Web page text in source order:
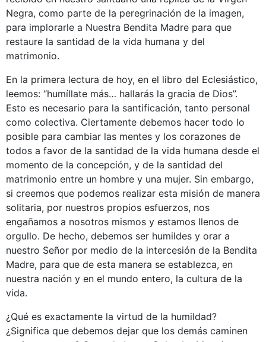
Negra, como parte de la peregrinación de la imagen,
para implorarle a Nuestra Bendita Madre para que
restaure la santidad de la vida humana y del
matrimonio.
En la primera lectura de hoy, en el libro del Eclesiástico,
leemos: “humíllate más… hallarás la gracia de Dios”.
Esto es necesario para la santificación, tanto personal
como colectiva. Ciertamente debemos hacer todo lo
posible para cambiar las mentes y los corazones de
todos a favor de la santidad de la vida humana desde el
momento de la concepción, y de la santidad del
matrimonio entre un hombre y una mujer. Sin embargo,
si creemos que podemos realizar esta misión de manera
solitaria, por nuestros propios esfuerzos, nos
engañamos a nosotros mismos y estamos llenos de
orgullo. De hecho, debemos ser humildes y orar a
nuestro Señor por medio de la intercesión de la Bendita
Madre, para que de esta manera se establezca, en
nuestra nación y en el mundo entero, la cultura de la
vida.
¿Qué es exactamente la virtud de la humildad?
¿Significa que debemos dejar que los demás caminen